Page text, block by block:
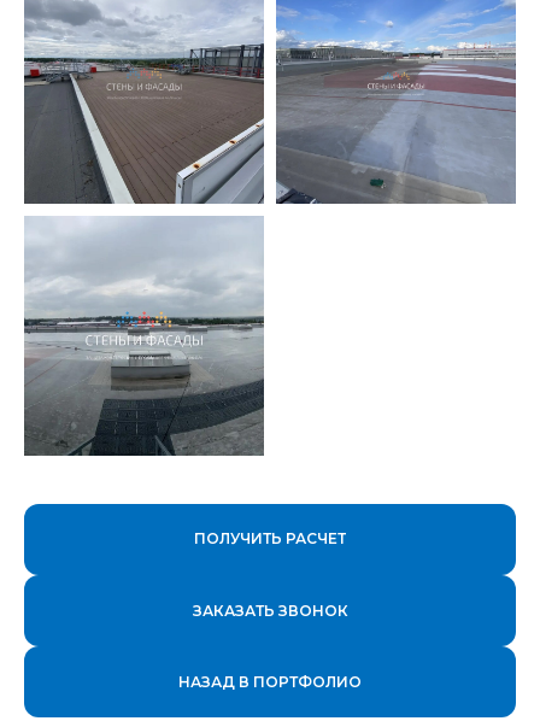
ПОЛУЧИТЬ РАСЧЕТ
ЗАКАЗАТЬ ЗВОНОК
НАЗАД В ПОРТФОЛИО